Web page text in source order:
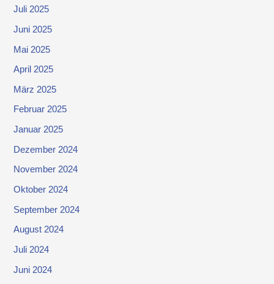
Juli 2025
Juni 2025
Mai 2025
April 2025
März 2025
Februar 2025
Januar 2025
Dezember 2024
November 2024
Oktober 2024
September 2024
August 2024
Juli 2024
Juni 2024